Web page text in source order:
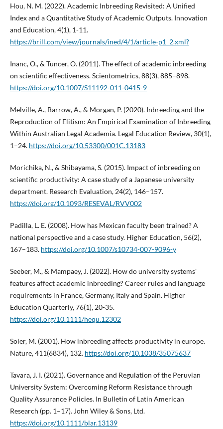
Hou, N. M. (2022). Academic Inbreeding Revisited: A Unified
Index and a Quantitative Study of Academic Outputs. Innovation
and Education, 4(1), 1-11.
https://brill.com/view/journals/ined/4/1/article-p1_2.xml?
Inanc, O., & Tuncer, O. (2011). The effect of academic inbreeding
on scientific effectiveness. Scientometrics, 88(3), 885–898.
https://doi.org/10.1007/S11192-011-0415-9
Melville, A., Barrow, A., & Morgan, P. (2020). Inbreeding and the
Reproduction of Elitism: An Empirical Examination of Inbreeding
Within Australian Legal Academia. Legal Education Review, 30(1),
1–24. https://doi.org/10.53300/001C.13183
Morichika, N., & Shibayama, S. (2015). Impact of inbreeding on
scientific productivity: A case study of a Japanese university
department. Research Evaluation, 24(2), 146–157.
https://doi.org/10.1093/RESEVAL/RVV002
Padilla, L. E. (2008). How has Mexican faculty been trained? A
national perspective and a case study. Higher Education, 56(2),
167–183. https://doi.org/10.1007/s10734-007-9096-y
Seeber, M., & Mampaey, J. (2022). How do university systems'
features affect academic inbreeding? Career rules and language
requirements in France, Germany, Italy and Spain. Higher
Education Quarterly, 76(1), 20-35.
https://doi.org/10.1111/hequ.12302
Soler, M. (2001). How inbreeding affects productivity in europe.
Nature, 411(6834), 132. https://doi.org/10.1038/35075637
Tavara, J. I. (2021). Governance and Regulation of the Peruvian
University System: Overcoming Reform Resistance through
Quality Assurance Policies. In Bulletin of Latin American
Research (pp. 1–17). John Wiley & Sons, Ltd.
https://doi.org/10.1111/blar.13139